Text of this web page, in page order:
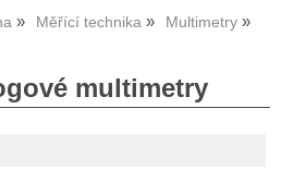
Měřící technika Multimetry
multimetry